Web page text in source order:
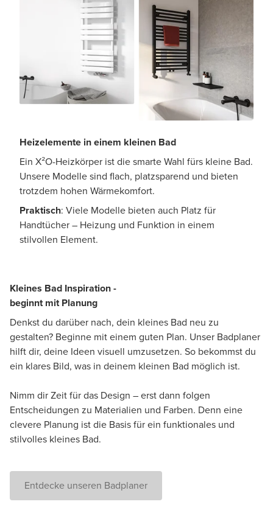
Heizelemente in einem kleinen Bad
Ein X²O-Heizkörper ist die smarte Wahl fürs kleine Bad.
Unsere Modelle sind flach, platzsparend und bieten
trotzdem hohen Wärmekomfort.
Praktisch: Viele Modelle bieten auch Platz für
Handtücher – Heizung und Funktion in einem
stilvollen Element.
Kleines Bad Inspiration -
beginnt mit Planung
Denkst du darüber nach, dein kleines Bad neu zu
gestalten? Beginne mit einem guten Plan. Unser Badplaner
hilft dir, deine Ideen visuell umzusetzen. So bekommst du
ein klares Bild, was in deinem kleinen Bad möglich ist.
Nimm dir Zeit für das Design – erst dann folgen
Entscheidungen zu Materialien und Farben. Denn eine
clevere Planung ist die Basis für ein funktionales und
stilvolles kleines Bad.
Entdecke unseren Badplaner